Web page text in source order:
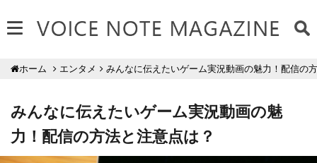
ホーム エンタメ みんなに伝えたいゲーム実況動画の魅力！配信の
みんなに伝えたいゲーム実況動画の魅
力！配信の方法と注意点は？